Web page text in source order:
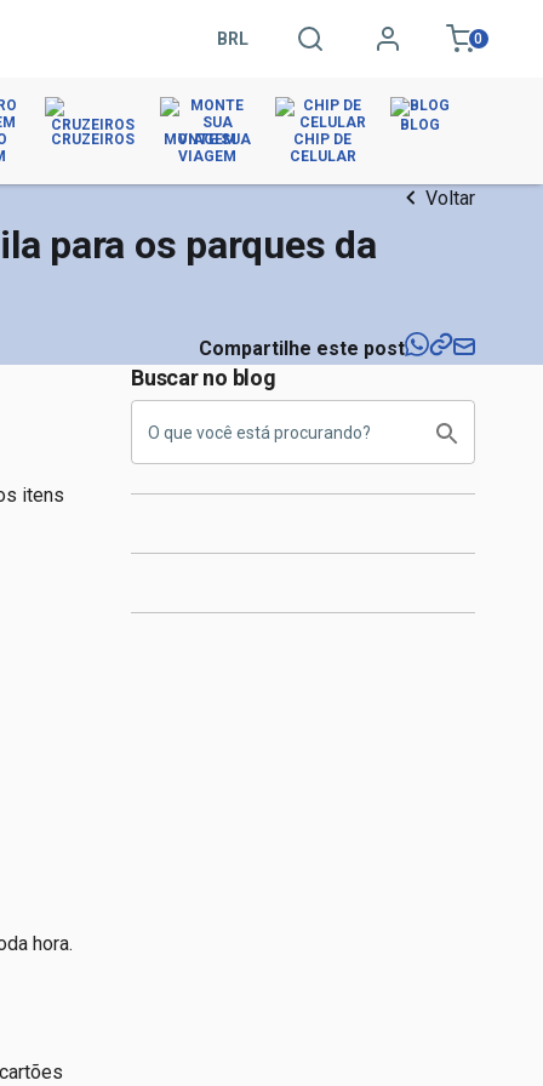
BRL 0
CRUZEIROS
MONTE SUA
VIAGEM
CHIP DE
CELULAR
BLOG
Voltar
para os parques da
Compartilhe este post
itens
hora.
Buscar no blog